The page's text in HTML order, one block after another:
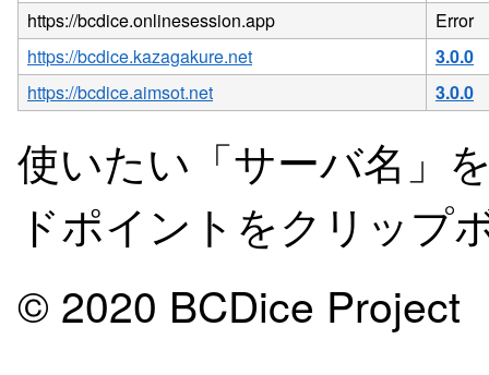
https://bcdice.onlinesession.app
Error
https://bcdice.kazagakure.net
3.0.0
https://bcdice.aimsot.net
3.0.0
使いたい「サーバ名」
ドポイントをクリップ
© 2020 BCDice Project